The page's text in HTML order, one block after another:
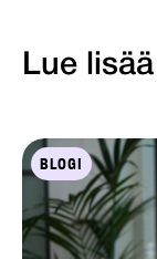
Lue lisää
BLOGI